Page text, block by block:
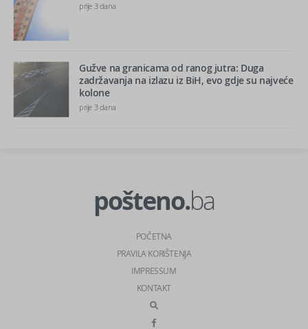
prije 3 dana
Gužve na granicama od ranog jutra: Duga
zadržavanja na izlazu iz BiH, evo gdje su najveće
kolone
prije 3 dana
pošteno.ba
POČETNA
PRAVILA KORIŠTENJA
IMPRESSUM
KONTAKT